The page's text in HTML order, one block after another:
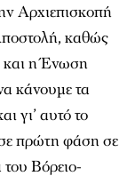
Αρχιεπισκοπή
καθώς
και η Ένωση
κάνουμε τα
γι’ αυτό το
πρώτη φάση σε
Βόρειο-